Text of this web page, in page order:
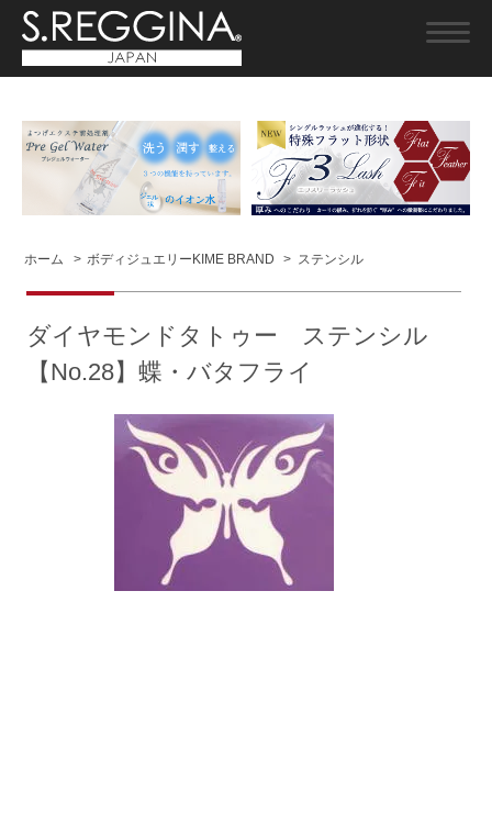
ホーム > ボディジュエリーKIME BRAND > ステンシル
ダイヤモンドタトゥー ステンシル
【No.28】蝶・バタフライ